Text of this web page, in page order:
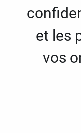
et les
vos